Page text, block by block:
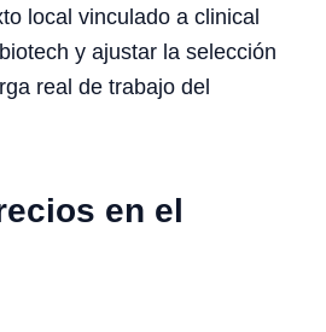
local vinculado a clinical
y ajustar la selección
real de trabajo del
en el